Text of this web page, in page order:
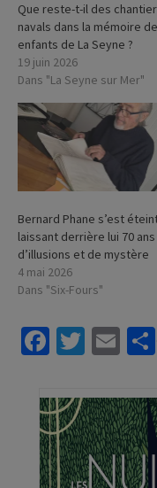
Que reste-t-il des
navals dans la mémoire
enfants de La Seyne ?
19 juin 2026
Dans "La Seyne sur Mer"
Bernard Phane s’est
laissant derrière lui 70 ans
d’illusions et de mystère
4 mai 2026
Dans "Six-Fours"